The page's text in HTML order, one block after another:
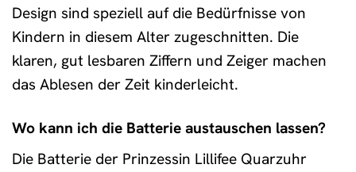
Design sind speziell auf die Bedürfnisse von
Kindern in diesem Alter zugeschnitten. Die
klaren, gut lesbaren Ziffern und Zeiger machen
das Ablesen der Zeit kinderleicht.
Wo kann ich die Batterie austauschen lassen?
Die Batterie der Prinzessin Lillifee Quarzuhr